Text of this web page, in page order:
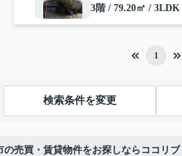
3階 / 79.20㎡ / 3LDK
1
検索条件を変更
の売買・賃貸物件をお探しならココリブ